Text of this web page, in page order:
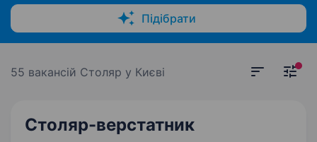
Підібрати
55 вакансій Столяр у Києві
Столяр-верстатник